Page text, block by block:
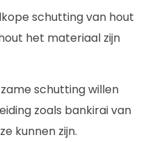
schutting van hout
het materiaal zijn
schutting willen
zoals bankirai van
kunnen zijn.